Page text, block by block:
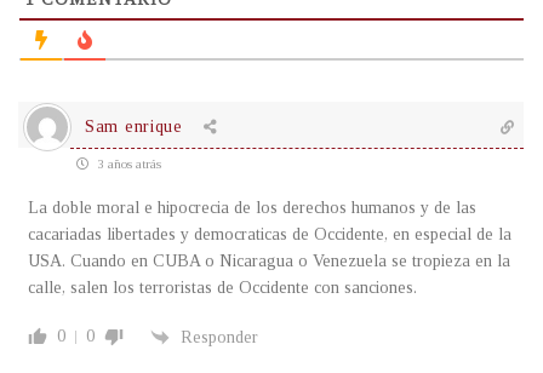
Sam enrique
3 años atrás
La doble moral e hipocrecia de los derechos humanos y de las
cacariadas libertades y democraticas de Occidente, en especial de la
USA. Cuando en CUBA o Nicaragua o Venezuela se tropieza en la
calle, salen los terroristas de Occidente con sanciones.
0 0 Responder